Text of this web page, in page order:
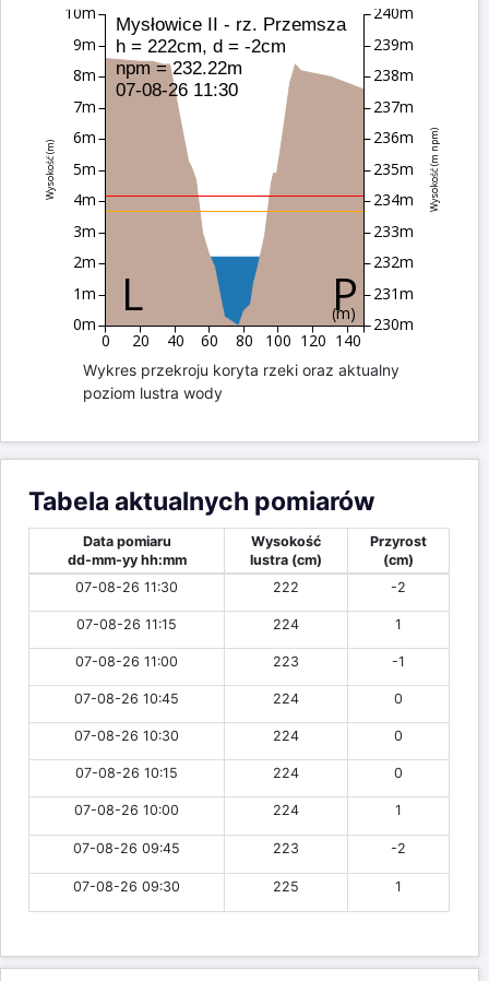
(m)
0 20 40 60 80 100 120 140
Wysokość (m)
0m
1m
2m
3m
4m
5m
6m
7m
8m
9m
10m
Wysokość (m npm)
230m
231m
232m
233m
234m
235m
236m
237m
238m
239m
240m
Mysłowice II - rz. Przemsza
h = 222cm, d = -2cm
npm = 232.22m
07-08-26 11:30
Wykres przekroju koryta rzeki oraz aktualny
poziom lustra wody
Tabela aktualnych pomiarów
Data pomiaru
dd-mm-yy hh:mm
Wysokość
lustra (cm)
Przyrost
(cm)
07-08-26 11:30
222 -2
07-08-26 11:15 224 1
07-08-26 11:00 223 -1
07-08-26 10:45 224 0
07-08-26 10:30 224 0
07-08-26 10:15 224 0
07-08-26 10:00 224 1
07-08-26 09:45 223 -2
07-08-26 09:30 225 1